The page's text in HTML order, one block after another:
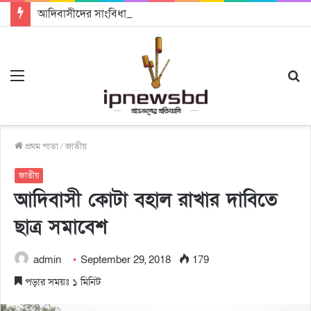
প্রথম পাতা/জাতীয়
জাতীয়
আদিবাসী কোটা বহাল রাখার দাবিতে
ছাত্র সমাবেশ
admin September 29, 2018
179
পড়ার সময়ঃ ১ মিনিট